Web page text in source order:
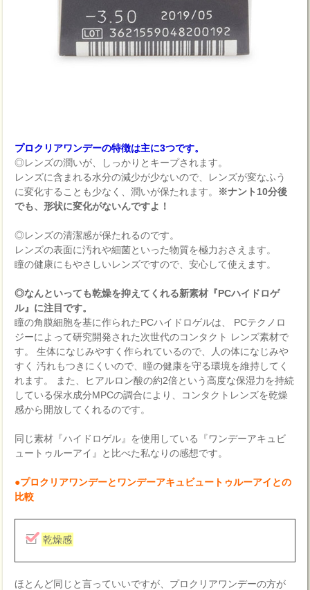
プロクリアワンデーの特徴は主に3つです。
◎レンズの潤いが、しっかりとキープされます。
レンズに含まれる水分の減少が少ないので、レンズが変なふう
に変化することも少なく、潤いが保たれます。 ※ナント10分後
でも、形状に変化がないんですよ！
◎レンズの清潔感が保たれるのです。
レンズの表面に汚れや細菌といった物質を極力おさえます。
瞳の健康にもやさしいレンズですので、安心して使えます。
◎なんといっても乾燥を抑えてくれる新素材『PCハイドロゲ
ル』に注目です。
瞳の角膜細胞を基に作られたPCハイドロゲルは、 PCテクノロ
ジーによって研究開発された次世代のコンタクト レンズ素材で
す。 生体になじみやすく作られているので、人の体になじみや
すく 汚れもつきにくいので、瞳の健康を守る環境を維持してく
れます。 また、ヒアルロン酸の約2倍という高度な保湿力を持続
している保水成分MPCの調合により、コンタクトレンズを乾燥
感から開放してくれるのです。
同じ素材『ハイドロゲル』を使用している『ワンデーアキュビ
ュートゥルーアイ』と比べた私なりの感想です。
●プロクリアワンデーとワンデーアキュビュートゥルーアイとの
比較
乾燥感
ほとんど同じと言っていいですが、プロクリアワンデーの方が